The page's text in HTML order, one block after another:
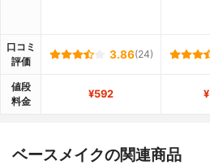
口コミ
評価
3.86(24)
値段
料金
¥592
ベースメイクの関連商品